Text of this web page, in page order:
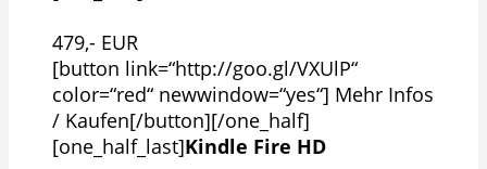
479,- EUR
[button link=“http://goo.gl/VXUlP“
color=“red“ newwindow=“yes“] Mehr Infos
/ Kaufen[/button][/one_half]
[one_half_last]Kindle Fire HD